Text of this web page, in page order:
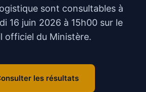
sont consultables à
16 juin 2026 à 15h00 sur le
officiel du Ministère.
les résultats